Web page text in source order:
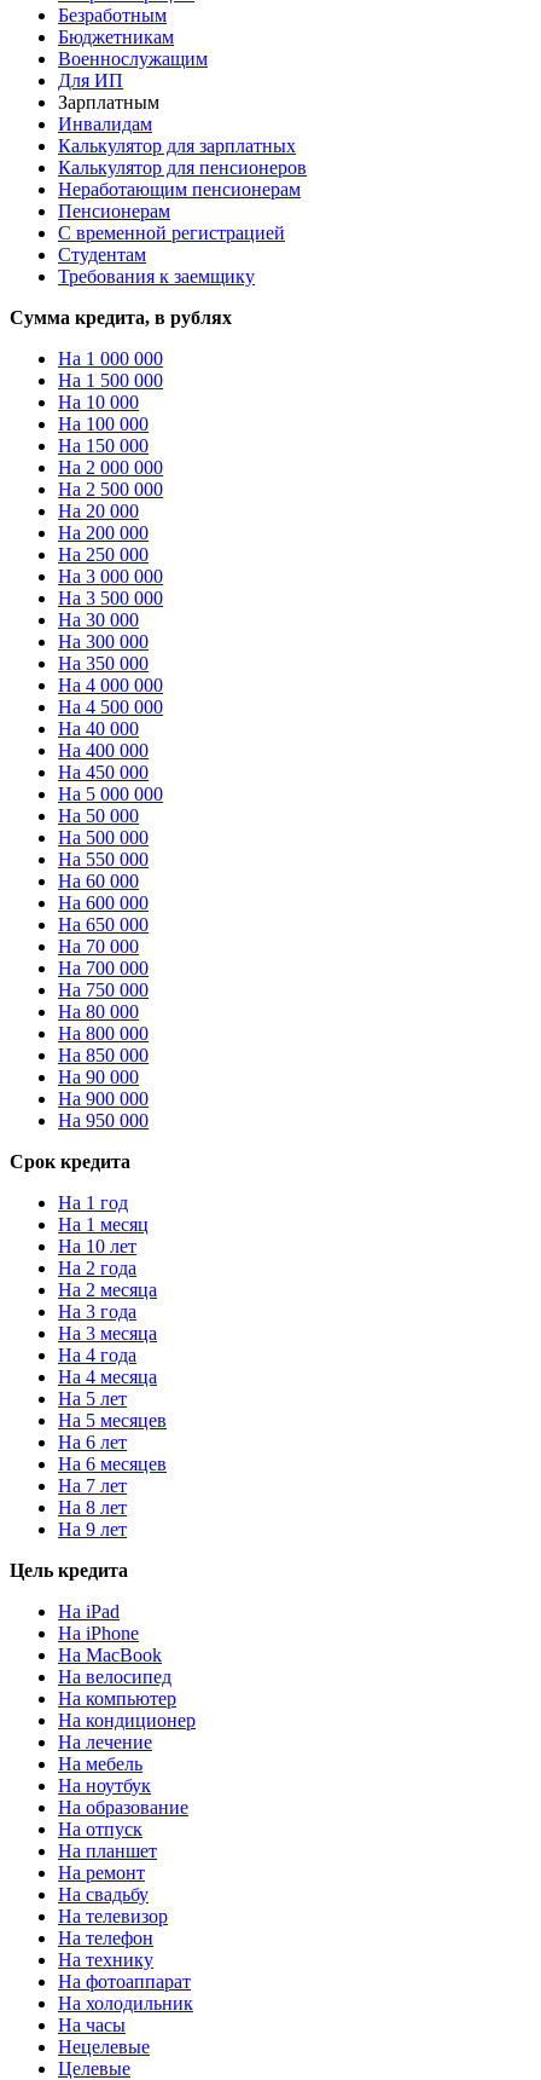
Безработным
Бюджетникам
Военнослужащим
Для ИП
Зарплатным
Инвалидам
Калькулятор для зарплатных
Калькулятор для пенсионеров
Неработающим пенсионерам
Пенсионерам
С временной регистрацией
Студентам
Требования к заемщику
Сумма кредита, в рублях
На 1 000 000
На 1 500 000
На 10 000
На 100 000
На 150 000
На 2 000 000
На 2 500 000
На 20 000
На 200 000
На 250 000
На 3 000 000
На 3 500 000
На 30 000
На 300 000
На 350 000
На 4 000 000
На 4 500 000
На 40 000
На 400 000
На 450 000
На 5 000 000
На 50 000
На 500 000
На 550 000
На 60 000
На 600 000
На 650 000
На 70 000
На 700 000
На 750 000
На 80 000
На 800 000
На 850 000
На 90 000
На 900 000
На 950 000
Срок кредита
На 1 год
На 1 месяц
На 10 лет
На 2 года
На 2 месяца
На 3 года
На 3 месяца
На 4 года
На 4 месяца
На 5 лет
На 5 месяцев
На 6 лет
На 6 месяцев
На 7 лет
На 8 лет
На 9 лет
Цель кредита
На iPad
На iPhone
На MacBook
На велосипед
На компьютер
На кондиционер
На лечение
На мебель
На ноутбук
На образование
На отпуск
На планшет
На ремонт
На свадьбу
На телевизор
На телефон
На технику
На фотоаппарат
На холодильник
На часы
Нецелевые
Целевые